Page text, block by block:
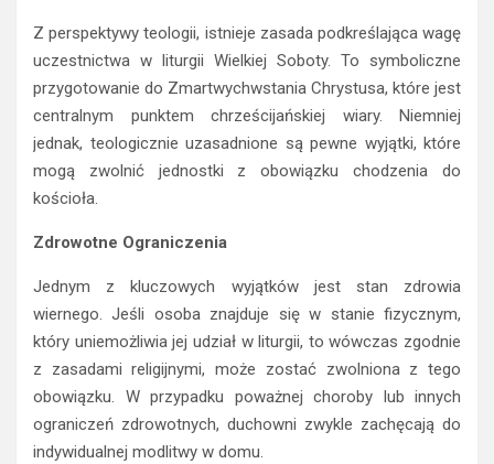
Z perspektywy teologii, istnieje zasada podkreślająca wagę
uczestnictwa w liturgii Wielkiej Soboty. To symboliczne
przygotowanie do Zmartwychwstania Chrystusa, które jest
centralnym punktem chrześcijańskiej wiary. Niemniej
jednak, teologicznie uzasadnione są pewne wyjątki, które
mogą zwolnić jednostki z obowiązku chodzenia do
kościoła.
Zdrowotne Ograniczenia
Jednym z kluczowych wyjątków jest stan zdrowia
wiernego. Jeśli osoba znajduje się w stanie fizycznym,
który uniemożliwia jej udział w liturgii, to wówczas zgodnie
z zasadami religijnymi, może zostać zwolniona z tego
obowiązku. W przypadku poważnej choroby lub innych
ograniczeń zdrowotnych, duchowni zwykle zachęcają do
indywidualnej modlitwy w domu.